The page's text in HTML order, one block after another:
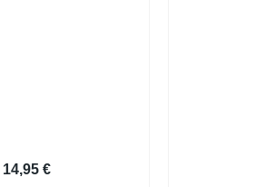
14,95€